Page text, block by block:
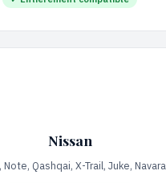
Nissan
Note, Qashqai, X-Trail, Juke, Navara